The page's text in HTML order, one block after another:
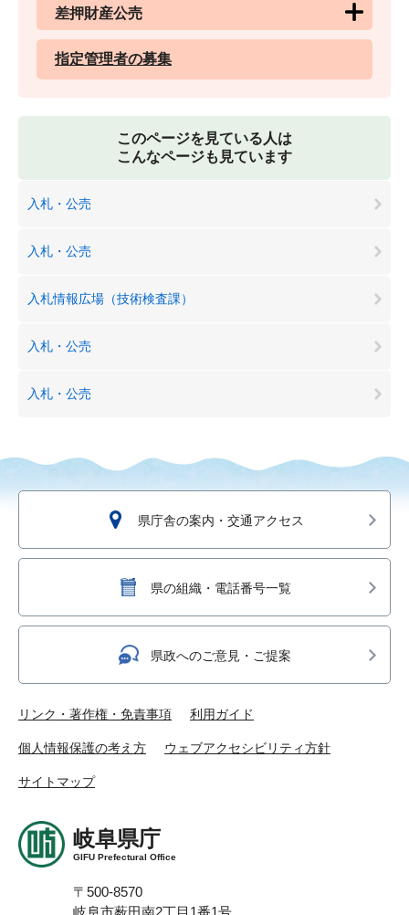
差押財産公売
指定管理者の募集
このページを見ている人は
こんなページも見ています
入札・公売
入札・公売
入札情報広場（技術検査課）
入札・公売
入札・公売
県庁舎の案内・交通アクセス
県の組織・電話番号一覧
県政へのご意見・ご提案
リンク・著作権・免責事項 利用ガイド
個人情報保護の考え方 ウェブアクセシビリティ方針
サイトマップ
岐阜県庁
GIFU Prefectural Office
〒500-8570
岐阜市薮田南2丁目1番1号